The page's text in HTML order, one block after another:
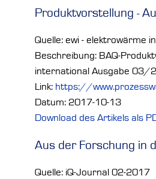
Produktvorstellung -
Quelle: ewi - elektrowärme
Beschreibung: BAQ-
international Ausgabe 03/
Link: https://
Datum: 2017-10-13
Download des Artikels als
Aus der Forschung in
Quelle: iQ-Journal 02-2017